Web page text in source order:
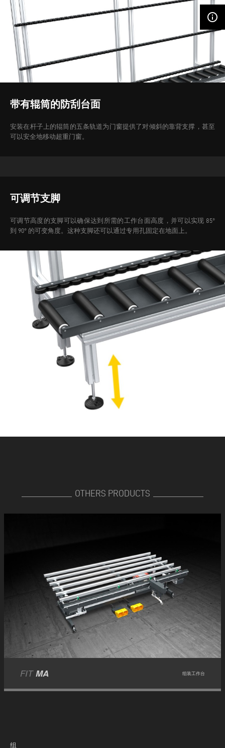
info_outline
带有辊筒的防刮台面
安装在杆子上的辊筒的五条轨道为门窗提供了对倾斜的靠背支撑，甚至
可以安全地移动超重门窗。
可调节支脚
可调节高度的支脚可以确保达到所需的工作台面高度，并可以实现 85°
到 90° 的可变角度。这种支脚还可以通过专用孔固定在地面上。
OTHERS PRODUCTS
FIT MA 组装工作台
组